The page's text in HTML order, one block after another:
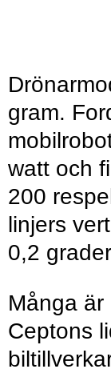
gram.
watt och
200
linjers
0,2
Många
Ceptons